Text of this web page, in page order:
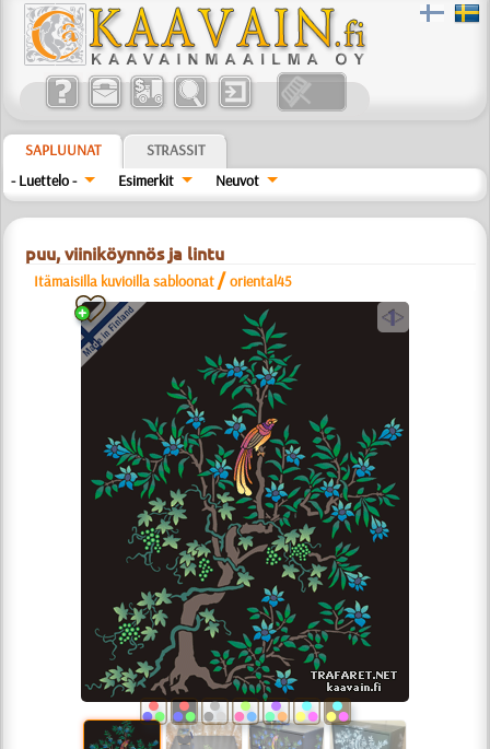
SAPLUUNAT
STRASSIT
- Luettelo -
Esimerkit Neuvot
puu, viiniköynnös ja lintu
Itämaisilla kuvioilla sabloonat /oriental45
a